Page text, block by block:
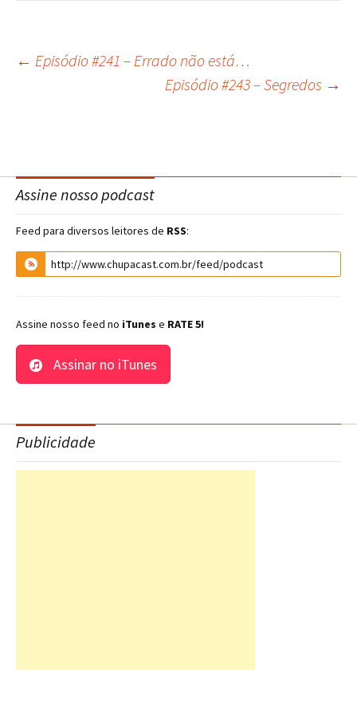
Navegação
post
← Episódio #241 – Errado não está…
Episódio #243 – Segredos →
Assine nosso podcast
Feed para diversos leitores de RSS:
Assine nosso feed no iTunes e RATE 5!
Assinar no iTunes
Publicidade